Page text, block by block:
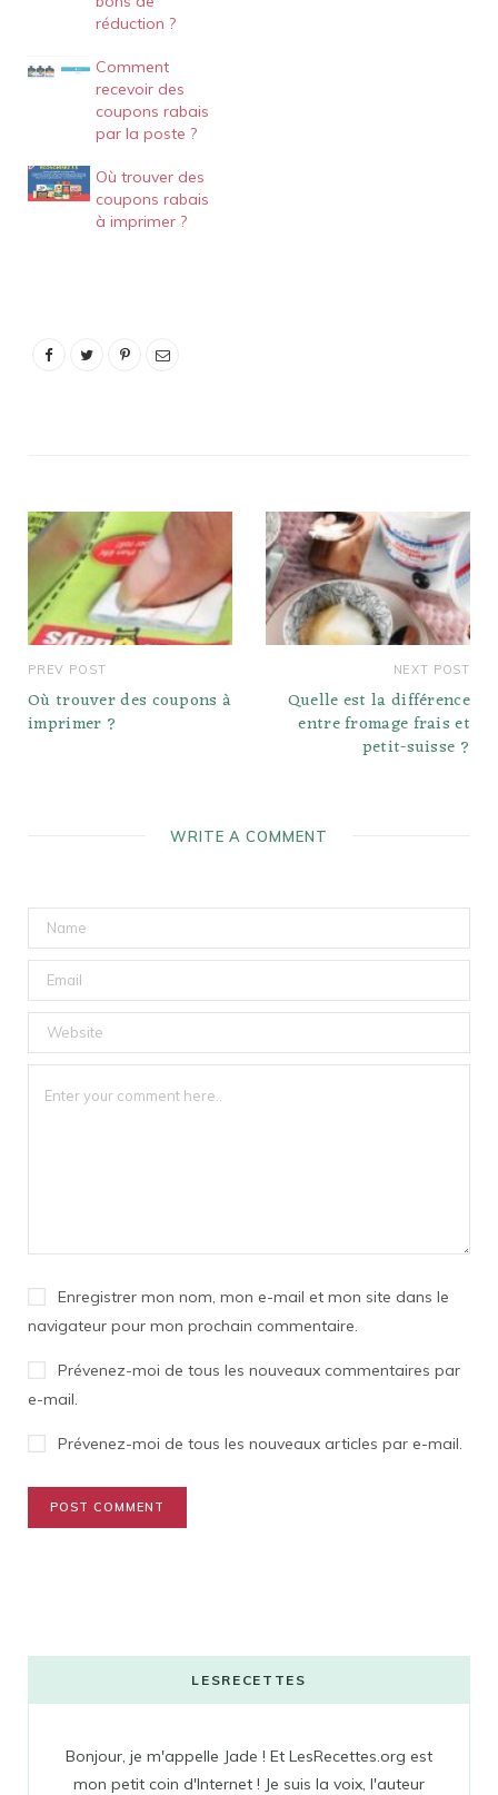
réduction ?
Comment
recevoir des
coupons rabais
par la poste ?
Où trouver des
coupons rabais
à imprimer ?
PREV POST
Où trouver des coupons à
imprimer ?
NEXT POST
Quelle est la différence
entre fromage frais et
petit-suisse ?
WRITE A COMMENT
Enregistrer mon nom, mon e-mail et mon site dans le
navigateur pour mon prochain commentaire.
Prévenez-moi de tous les nouveaux commentaires par
e-mail.
Prévenez-moi de tous les nouveaux articles par e-mail.
LESRECETTES
Bonjour, je m'appelle Jade ! Et LesRecettes.org est
mon petit coin d'Internet ! Je suis la voix, l'auteur